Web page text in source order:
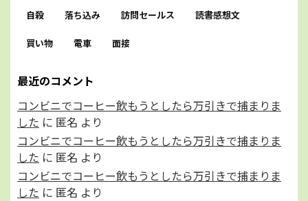
自殺 落ち込み 訪問セールス 読書感想文
買い物 電車 面接
最近のコメント
コンビニでコーヒー飲もうとしたら万引きで捕まりま
した に 匿名 より
コンビニでコーヒー飲もうとしたら万引きで捕まりま
した に 匿名 より
コンビニでコーヒー飲もうとしたら万引きで捕まりま
した に 匿名 より